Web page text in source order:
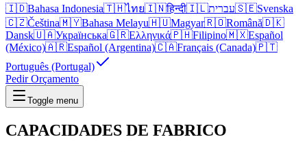
🇮🇩Bahasa Indonesia🇹🇭ไทย🇮🇳हिन्दी🇮🇱עברית🇸🇪Svenska
🇨🇿Čeština🇲🇾Bahasa Melayu🇭🇺Magyar🇷🇴Română🇩🇰
Dansk🇺🇦Українська🇬🇷Ελληνικά🇵🇭Filipino🇲🇽Español
(México)🇦🇷Español (Argentina)🇨🇦Français (Canada)🇵🇹
Português (Portugal)
Pedir Orçamento
Toggle menu
CAPACIDADES DE FABRICO